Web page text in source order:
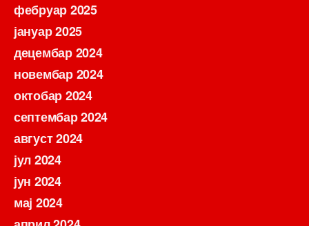
фебруар 2025
јануар 2025
децембар 2024
новембар 2024
октобар 2024
септембар 2024
август 2024
јул 2024
јун 2024
мај 2024